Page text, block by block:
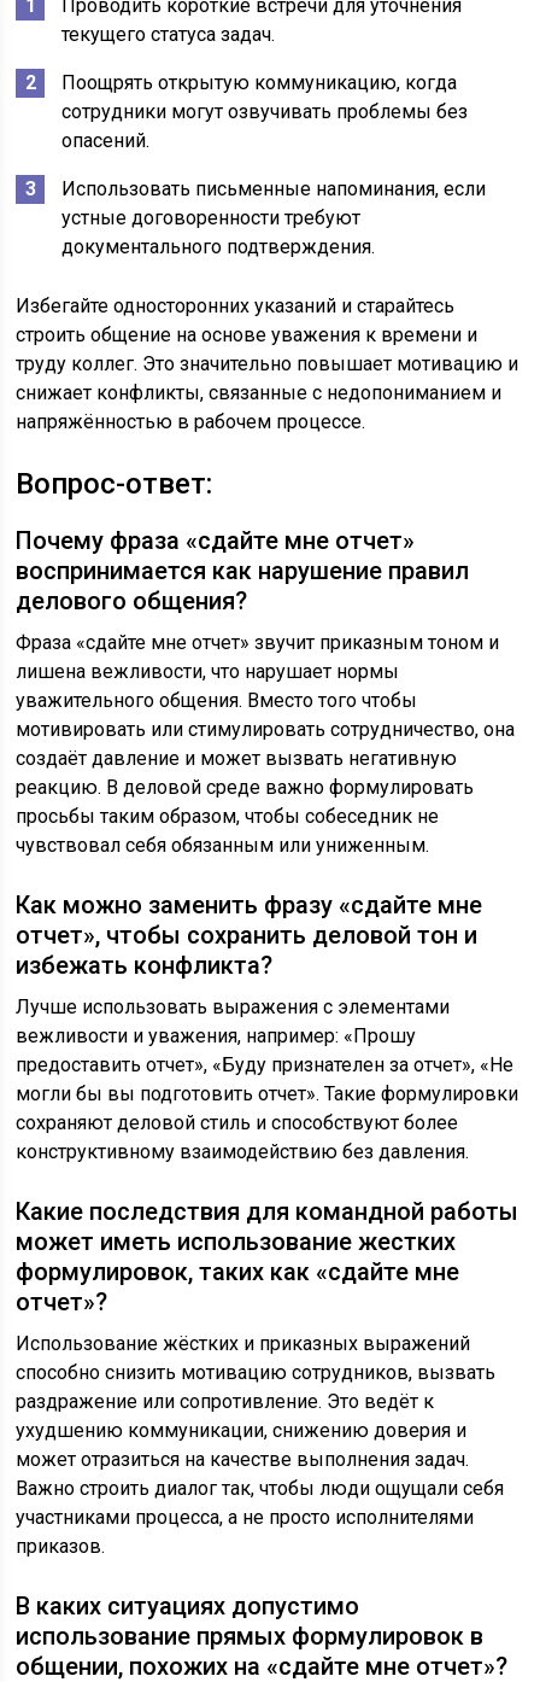
Проводить короткие встречи для уточнения
текущего статуса задач.
Поощрять открытую коммуникацию, когда
сотрудники могут озвучивать проблемы без
опасений.
Использовать письменные напоминания, если
устные договоренности требуют
документального подтверждения.
Избегайте односторонних указаний и старайтесь
строить общение на основе уважения к времени и
труду коллег. Это значительно повышает мотивацию и
снижает конфликты, связанные с недопониманием и
напряжённостью в рабочем процессе.
Вопрос-ответ:
Почему фраза «сдайте мне отчет»
воспринимается как нарушение правил
делового общения?
Фраза «сдайте мне отчет» звучит приказным тоном и
лишена вежливости, что нарушает нормы
уважительного общения. Вместо того чтобы
мотивировать или стимулировать сотрудничество, она
создаёт давление и может вызвать негативную
реакцию. В деловой среде важно формулировать
просьбы таким образом, чтобы собеседник не
чувствовал себя обязанным или униженным.
Как можно заменить фразу «сдайте мне
отчет», чтобы сохранить деловой тон и
избежать конфликта?
Лучше использовать выражения с элементами
вежливости и уважения, например: «Прошу
предоставить отчет», «Буду признателен за отчет», «Не
могли бы вы подготовить отчет». Такие формулировки
сохраняют деловой стиль и способствуют более
конструктивному взаимодействию без давления.
Какие последствия для командной работы
может иметь использование жестких
формулировок, таких как «сдайте мне
отчет»?
Использование жёстких и приказных выражений
способно снизить мотивацию сотрудников, вызвать
раздражение или сопротивление. Это ведёт к
ухудшению коммуникации, снижению доверия и
может отразиться на качестве выполнения задач.
Важно строить диалог так, чтобы люди ощущали себя
участниками процесса, а не просто исполнителями
приказов.
В каких ситуациях допустимо
использование прямых формулировок в
общении, похожих на «сдайте мне отчет»?